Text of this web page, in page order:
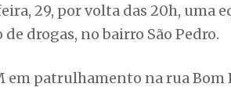
29, por volta das 20h, uma
drogas, no bairro São Pedro.
em patrulhamento na rua